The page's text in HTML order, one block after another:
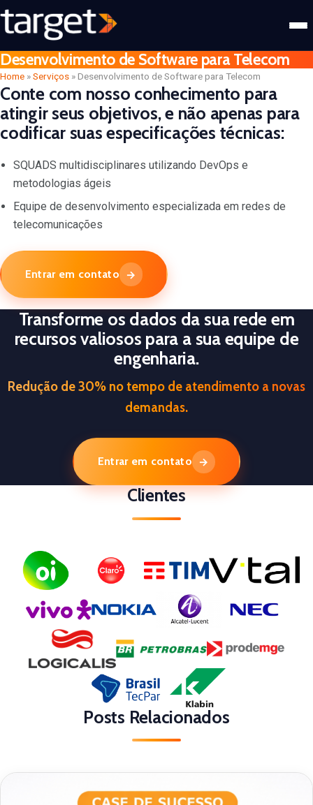
Desenvolvimento de Software para Telecom
Home »Serviços »Desenvolvimento de Software para Telecom
Conte com nosso conhecimento para
atingir seus objetivos, e não apenas para
codificar suas especificações técnicas:
SQUADS multidisciplinares utilizando DevOps e
metodologias ágeis
Equipe de desenvolvimento especializada em redes de
telecomunicações
Entrar em contato →
Transforme os dados da sua rede em
recursos valiosos para a sua equipe de
engenharia.
Redução de 30% no tempo de atendimento a novas
demandas.
Entrar em contato →
Clientes
Posts Relacionados